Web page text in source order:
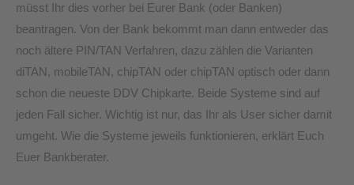
müsst Ihr dies vorher bei Eurer Bank (oder Banken)
beantragen. Von der Bank bekommt man dann entweder das
noch ältere PIN/TAN Verfahren, dazu zählen die Varianten
diTAN, mobileTAN, chipTAN oder chipTAN optisch oder dann
schon die neueste DDV Chipkarte. Beide Systeme sind auf
jeden Fall sicher. Wichtig ist nur, das Ihr als User sicher damit
umgeht. Wie die Systeme jeweils funktionieren, erklärt Euch
Euer Bankberater.